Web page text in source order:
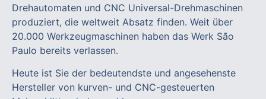
Drehautomaten und CNC Universal-Drehmaschinen
produziert, die weltweit Absatz finden. Weit über
20.000 Werkzeugmaschinen haben das Werk São
Paulo bereits verlassen.
Heute ist Sie der bedeutendste und angesehenste
Hersteller von kurven- und CNC-gesteuerten